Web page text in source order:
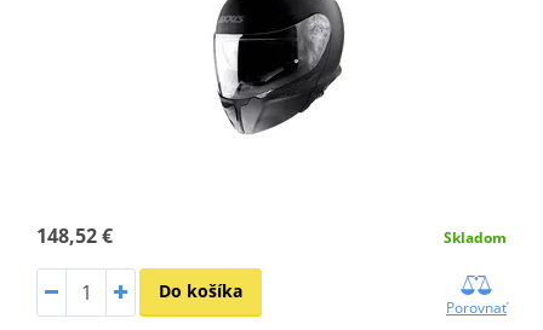
148,52 € Skladom
Do košíka
Porovnať